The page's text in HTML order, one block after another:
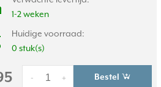
1-2 weken
Huidige voorraad:
0 stuk(s)
+
- Bestel